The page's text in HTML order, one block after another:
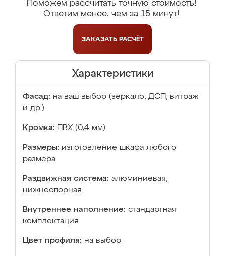
Поможем рассчитать точную стоимость!
Ответим менее, чем за 15 минут!
ЗАКАЗАТЬ РАСЧЁТ
Характеристики
Фасад: на ваш выбор (зеркало, ДСП, витраж
и др.)
Кромка: ПВХ (0,4 мм)
Размеры: изготовление шкафа любого
размера
Раздвижная система: алюминиевая,
нижнеопорная
Внутреннее наполнение: стандартная
комплектация
Цвет профиля: на выбор